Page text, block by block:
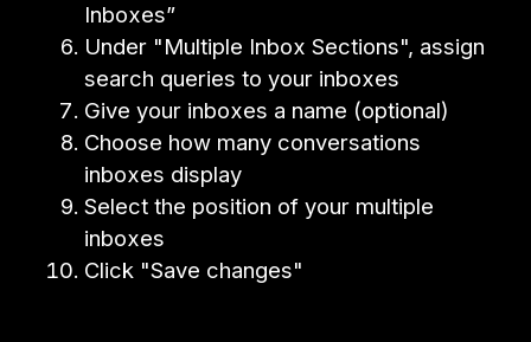
Inboxes”
Under "Multiple Inbox Sections", assign
search queries to your inboxes
Give your inboxes a name (optional)
Choose how many conversations
inboxes display
Select the position of your multiple
inboxes
Click "Save changes"